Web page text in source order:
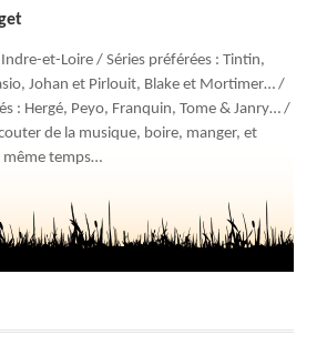
et-Loire / Séries préférées : Tintin,
Johan et Pirlouit, Blake et Mortimer… /
: Hergé, Peyo, Franquin, Tome & Janry… /
de la musique, boire, manger, et
temps…